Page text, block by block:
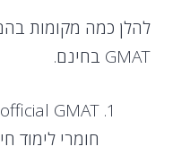
להלן כמה מקומות
GMAT בחינם.
חומרי לימוד